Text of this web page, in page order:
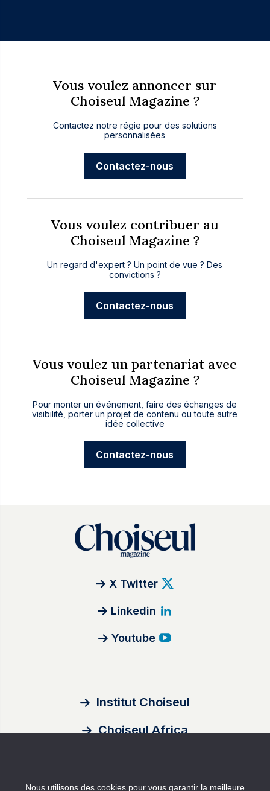
Vous voulez annoncer sur
Choiseul Magazine ?
Contactez notre régie pour des solutions
personnalisées
Contactez-nous
Vous voulez contribuer au
Choiseul Magazine ?
Un regard d'expert ? Un point de vue ? Des
convictions ?
Contactez-nous
Vous voulez un partenariat avec
Choiseul Magazine ?
Pour monter un événement, faire des échanges de
visibilité, porter un projet de contenu ou toute autre
idée collective
Contactez-nous
X Twitter
Linkedin
Youtube
Institut Choiseul
Choiseul Africa
Nous utilisons des cookies pour vous garantir la meilleure